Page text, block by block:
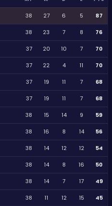
38 27 6 5 87
38 23 7 8 76
37 20 10 7 70
37 22 4 11 70
37 19 11 7 68
37 19 11 7 68
38 15 14 9 59
38 16 8 14 56
38 14 12 12 54
38 14 8 16 50
38 14 7 17 49
38 11 12 15 45